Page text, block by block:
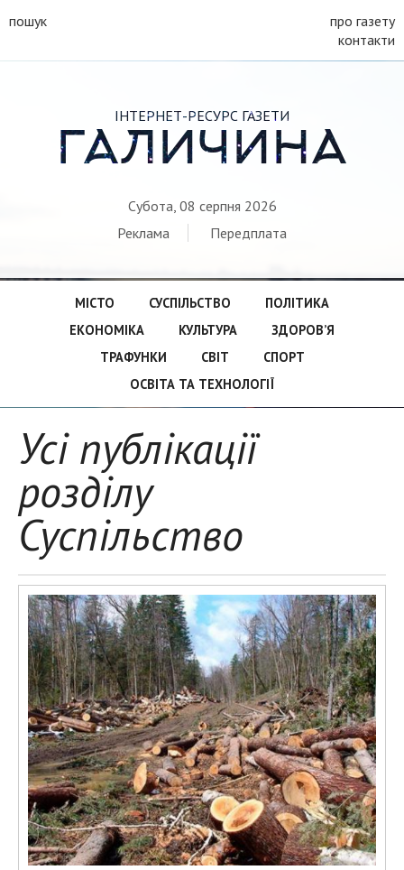
пошук
про газету
контакти
ІНТЕРНЕТ-РЕСУРС ГАЗЕТИ
ГАЛИЧИНА
Субота, 08 серпня 2026
Реклама
Передплата
МІСТО СУСПІЛЬСТВО
ПОЛІТИКА
ЕКОНОМІКА
КУЛЬТУРА
ЗДОРОВ’Я
ТРАФУНКИ
СВІТ
СПОРТ
ОСВІТА ТА ТЕХНОЛОГІЇ
Усі публікації
розділу
Суспільство